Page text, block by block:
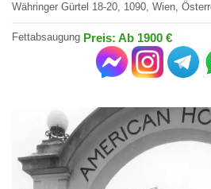
Währinger Gürtel 18-20, 1090, Wien,
Fettabsaugung Preis: Ab 1900 €